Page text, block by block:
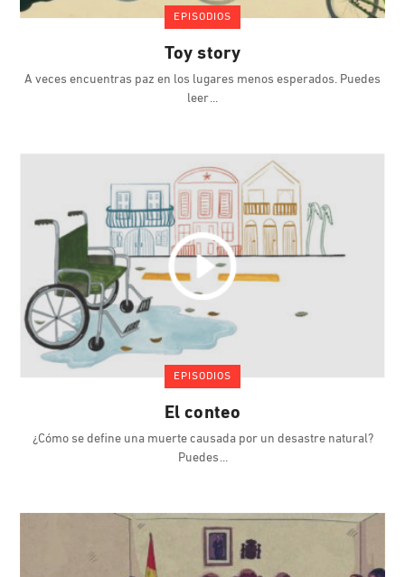
EPISODIOS
Toy story
A veces encuentras paz en los lugares menos esperados. Puedes
leer
EPISODIOS
El conteo
¿Cómo se define una muerte causada por un desastre natural?
Puedes